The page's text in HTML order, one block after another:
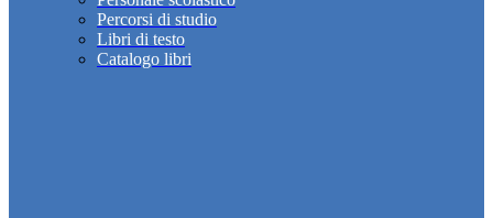
Percorsi di studio
Libri di testo
Catalogo libri